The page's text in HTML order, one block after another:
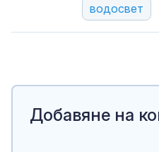
водосвет
Добавяне на